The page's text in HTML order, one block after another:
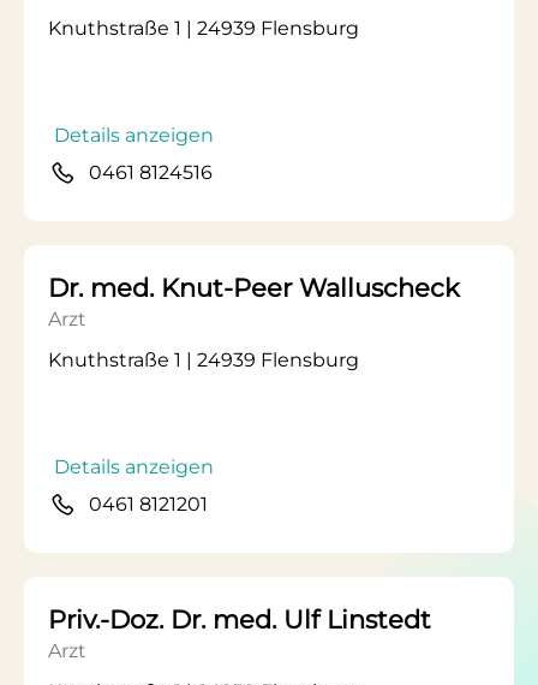
Knuthstraße 1 | 24939 Flensburg
Details anzeigen
0461 8124516
Dr. med. Knut-Peer Walluscheck
Arzt
Knuthstraße 1 | 24939 Flensburg
Details anzeigen
0461 8121201
Priv.-Doz. Dr. med. Ulf Linstedt
Arzt